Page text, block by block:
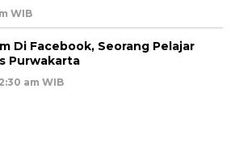
WIB
Di Facebook, Seorang Pelajar
Purwakarta
am WIB